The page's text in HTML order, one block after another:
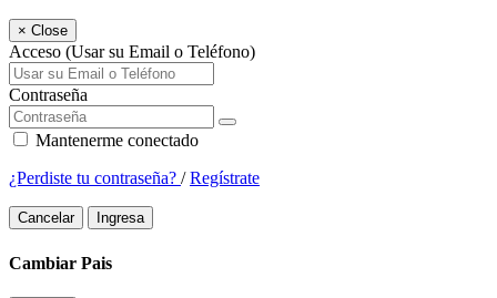
× Close
Acceso (Usar su Email o Teléfono)
Contraseña
Mantenerme conectado
¿Perdiste tu contraseña? /Regístrate
Cancelar Ingresa
Cambiar Pais